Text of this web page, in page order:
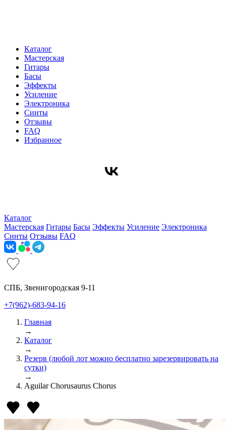
Каталог
Мастерская
Гитары
Басы
Эффекты
Усиление
Электроника
Синты
Отзывы
FAQ
Избранное
Каталог
Мастерская Гитары Басы Эффекты Усиление Электроника
Синты Отзывы FAQ
СПБ, Звенигородская 9-11
+7(962)-683-94-16
Главная
→
Каталог
→
Резерв (любой лот можно бесплатно зарезервировать на
сутки)
→
Aguilar Chorusaurus Chorus